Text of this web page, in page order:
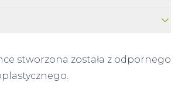
stworzona została z odpornego